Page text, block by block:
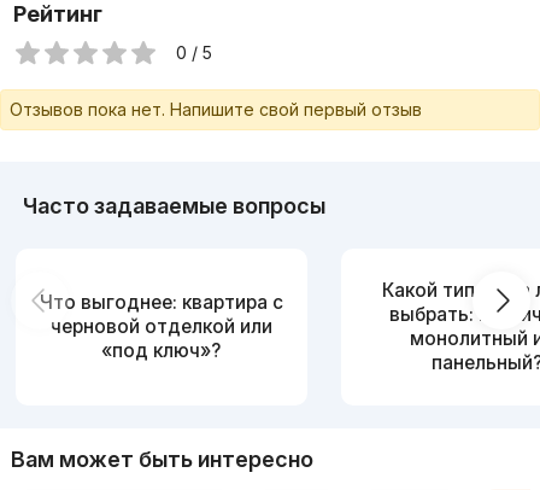
Рейтинг
0 / 5
Отзывов пока нет. Напишите свой первый отзыв
Часто задаваемые вопросы
Что выгоднее: квартира с
черновой отделкой или
«под ключ»?
Какой тип дома
выбрать:
монолитный
Вам может быть интересно